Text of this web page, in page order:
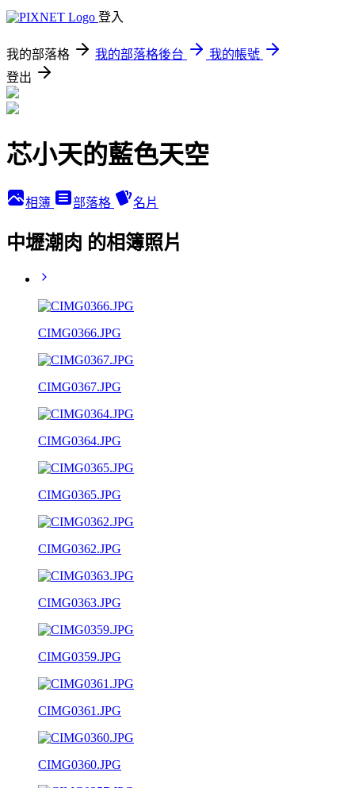
登入
我的部落格 我的部落格後台
我的帳號
登出
芯小天的藍色天空
相簿 部落格 名片
中壢潮肉 的相簿照片
CIMG0366.JPG
CIMG0367.JPG
CIMG0364.JPG
CIMG0365.JPG
CIMG0362.JPG
CIMG0363.JPG
CIMG0359.JPG
CIMG0361.JPG
CIMG0360.JPG